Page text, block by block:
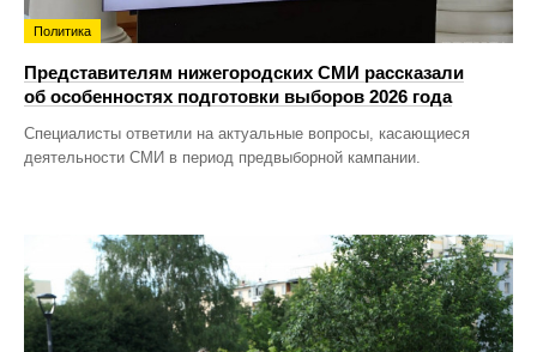
Политика
Представителям нижегородских СМИ рассказали
об особенностях подготовки выборов 2026 года
Специалисты ответили на актуальные вопросы, касающиеся
деятельности СМИ в период предвыборной кампании.